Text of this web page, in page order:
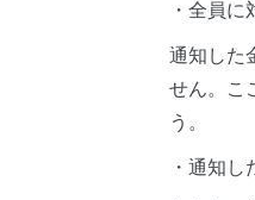
・全員
通知した
せん。こ
う。
・通知